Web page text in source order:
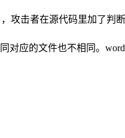
攻击者在源代码里加了判
应的文件也不相同。